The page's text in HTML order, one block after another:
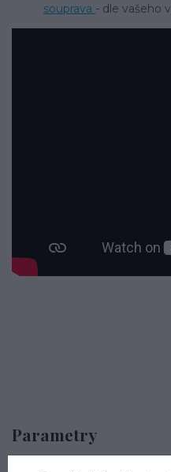
souprava - dle vašeho
Parametry